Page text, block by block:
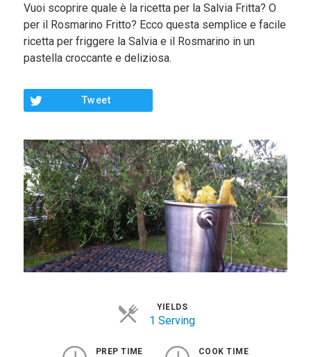
Dolci
Light
Vegetariane
Chi Sono
Contattami
Vuoi scoprire quale è la ricetta per la Salvia Fritta? O
per il Rosmarino Fritto? Ecco questa semplice e facile
ricetta per friggere la Salvia e il Rosmarino in un
pastella croccante e deliziosa.
Tweet
YIELDS
1 Serving
PREP TIME COOK TIME